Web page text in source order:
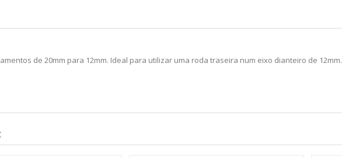
de 20mm para 12mm. Ideal para utilizar uma roda traseira num eixo dianteiro de 12mm.